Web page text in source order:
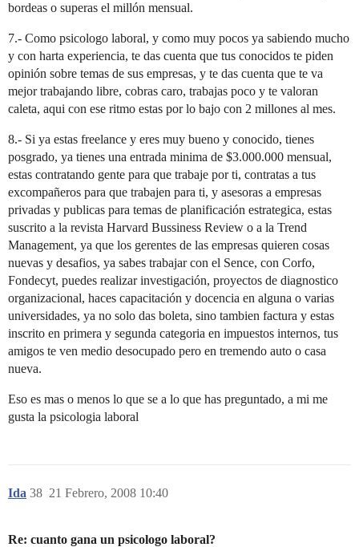
bordeas o superas el millón mensual.
7.- Como psicologo laboral, y como muy pocos ya sabiendo mucho
y con harta experiencia, te das cuenta que tus conocidos te piden
opinión sobre temas de sus empresas, y te das cuenta que te va
mejor trabajando libre, cobras caro, trabajas poco y te valoran
caleta, aqui con ese ritmo estas por lo bajo con 2 millones al mes.
8.- Si ya estas freelance y eres muy bueno y conocido, tienes
posgrado, ya tienes una entrada minima de $3.000.000 mensual,
estas contratando gente para que trabaje por ti, contratas a tus
excompañeros para que trabajen para ti, y asesoras a empresas
privadas y publicas para temas de planificación estrategica, estas
suscrito a la revista Harvard Bussiness Review o a la Trend
Management, ya que los gerentes de las empresas quieren cosas
nuevas y desafios, ya sabes trabajar con el Sence, con Corfo,
Fondecyt, puedes realizar investigación, proyectos de diagnostico
organizacional, haces capacitación y docencia en alguna o varias
universidades, ya no solo das boleta, sino tambien factura y estas
inscrito en primera y segunda categoria en impuestos internos, tus
amigos te ven medio desocupado pero en tremendo auto o casa
nueva.
Eso es mas o menos lo que se a lo que has preguntado, a mi me
gusta la psicologia laboral
Ida 21 Febrero, 2008 10:40
38
Re: cuanto gana un psicologo laboral?